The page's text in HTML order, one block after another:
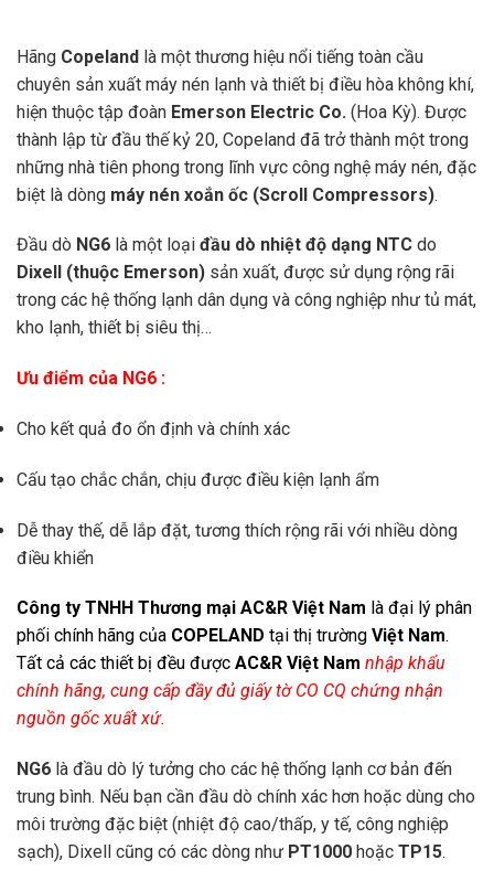
Hãng Copeland là một thương hiệu nổi tiếng toàn cầu
chuyên sản xuất máy nén lạnh và thiết bị điều hòa không khí,
hiện thuộc tập đoàn Emerson Electric Co. (Hoa Kỳ). Được
thành lập từ đầu thế kỷ 20, Copeland đã trở thành một trong
những nhà tiên phong trong lĩnh vực công nghệ máy nén, đặc
biệt là dòng máy nén xoắn ốc (Scroll Compressors).
Đầu dò NG6 là một loại đầu dò nhiệt độ dạng NTC do
Dixell (thuộc Emerson) sản xuất, được sử dụng rộng rãi
trong các hệ thống lạnh dân dụng và công nghiệp như tủ mát,
kho lạnh, thiết bị siêu thị…
Ưu điểm của NG6 :
Cho kết quả đo ổn định và chính xác
Cấu tạo chắc chắn, chịu được điều kiện lạnh ẩm
Dễ thay thế, dễ lắp đặt, tương thích rộng rãi với nhiều dòng
điều khiển
Công ty TNHH Thương mại AC&R Việt Nam là đại lý phân
phối chính hãng của COPELAND tại thị trường Việt Nam.
Tất cả các thiết bị đều được AC&R Việt Nam nhập khẩu
chính hãng, cung cấp đầy đủ giấy tờ CO CQ chứng nhận
nguồn gốc xuất xứ.
NG6 là đầu dò lý tưởng cho các hệ thống lạnh cơ bản đến
trung bình. Nếu bạn cần đầu dò chính xác hơn hoặc dùng cho
môi trường đặc biệt (nhiệt độ cao/thấp, y tế, công nghiệp
sạch), Dixell cũng có các dòng như PT1000 hoặc TP15.